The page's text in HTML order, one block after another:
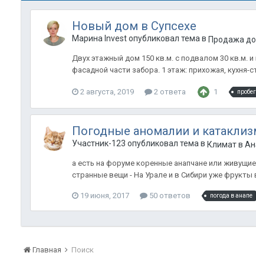
Новый дом в Супсехе
Марина Invest опубликовал тема в Продажа
Двух этажный дом 150 кв.м. с подвалом 30 кв.м.
фасадной части забора. 1 этаж: прихожая, кухня-
2 августа, 2019 2 ответа 1
Погодные аномалии и
Участник-123 опубликовал тема в Климат в
а есть на форуме коренные анапчане или
странные вещи - На Урале и в Сибири уже фрукты
19 июня, 2017 50 ответов погода в анапе
Главная Поиск